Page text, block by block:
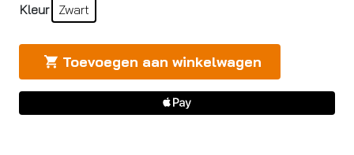
Kleur Zwart
Toevoegen aan winkelwagen